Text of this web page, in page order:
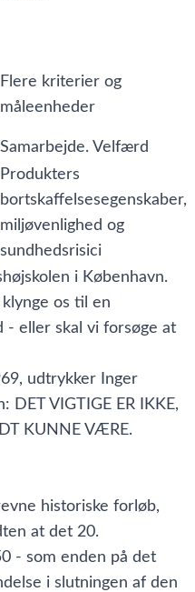
Flere kriterier og
måleenheder
Samarbejde. Velfærd
Produkters
bortskaffelsesegenskaber,
miljøvenlighed og
sundhedsrisici
i København.
os til en
- eller skal vi forsøge at
udtrykker Inger
DET VIGTIGE ER IKKE,
KUNNE VÆRE.
historiske forløb,
at det 20.
- som enden på det
i slutningen af den